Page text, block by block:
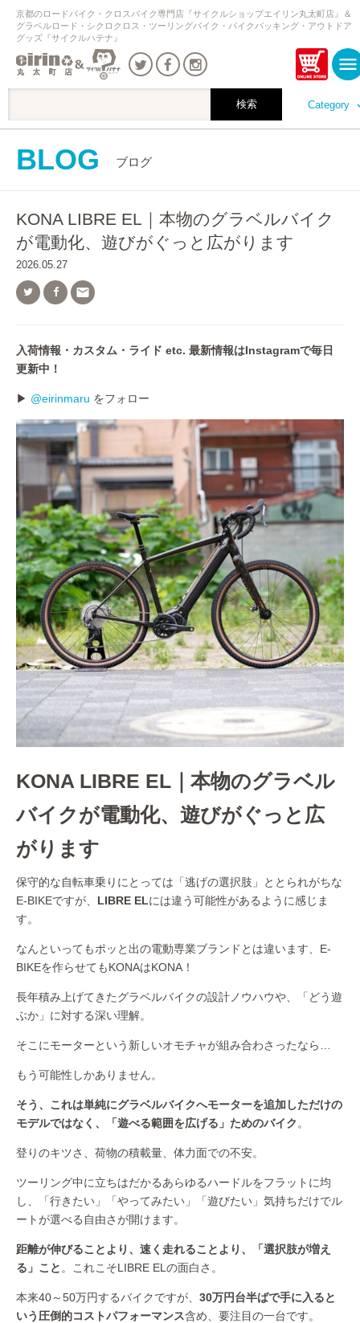
Category
京都のロードバイク・クロスバイク専門店『サイクルショップエイリン丸太町店』＆
グラベルロード・シクロクロス・ツーリングバイク・バイクパッキング・アウトドア
グッズ『サイクルハテナ』
BLOG ブログ
KONA LIBRE EL｜本物のグラベルバイク
が電動化、遊びがぐっと広がります
2026.05.27

入荷情報・カスタム・ライド etc. 最新情報はInstagramで毎日
更新中！
▶ @eirinmaru をフォロー
KONA LIBRE EL｜本物のグラベル
バイクが電動化、遊びがぐっと広
がります
保守的な自転車乗りにとっては「逃げの選択肢」ととられがちな
E-BIKEですが、 LIBRE ELには違う可能性があるように感じま
す。
なんといってもポッと出の電動専業ブランドとは違います、E-
BIKEを作らせてもKONAはKONA！
長年積み上げてきたグラベルバイクの設計ノウハウや、「どう遊
ぶか」に対する深い理解。
そこにモーターという新しいオモチャが組み合わさったなら…
もう可能性しかありません。
そう、これは単純にグラベルバイクへモーターを追加しただけの
モデルではなく、「遊べる範囲を広げる」ためのバイク 。
登りのキツさ、荷物の積載量、体力面での不安。
ツーリング中に立ちはだかるあらゆるハードルをフラットに均
し、「行きたい」「やってみたい」「遊びたい」気持ちだけでル
ートが選べる自由さが開けます。
距離が伸びることより、速く走れることより、「選択肢が増え
る」こと 。これこそLIBRE ELの面白さ。
本来40～50万円するバイクですが、 30万円台半ばで手に入ると
いう圧倒的コストパフォーマンス含め、要注目の一台です。